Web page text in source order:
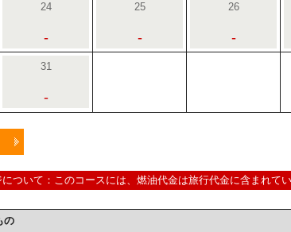
24
-
25
-
26
-
31
-
ついて：このコースには、燃油代金は旅行代金に含まれてい
の